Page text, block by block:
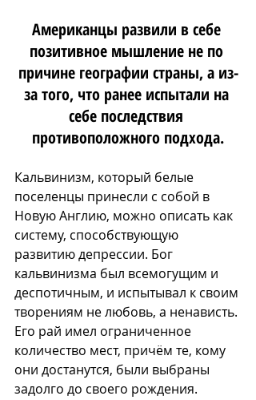
Американцы развили в себе
позитивное мышление не по
причине географии страны, а из-
за того, что ранее испытали на
себе последствия
противоположного подхода.
Кальвинизм, который белые
поселенцы принесли с собой в
Новую Англию, можно описать как
систему, способствующую
развитию депрессии. Бог
кальвинизма был всемогущим и
деспотичным, и испытывал к своим
творениям не любовь, а ненависть.
Его рай имел ограниченное
количество мест, причём те, кому
они достанутся, были выбраны
задолго до своего рождения.